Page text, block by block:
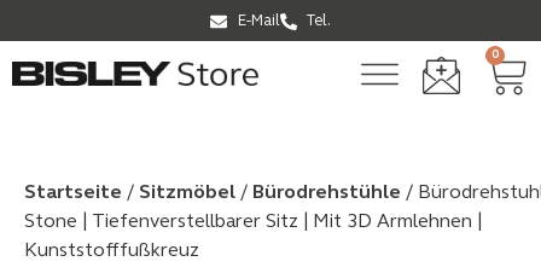
E-Mail Tel.
0
Startseite / Sitzmöbel / Bürodrehstühle /
Stone | Tiefenverstellbarer Sitz | Mit 3D Armlehnen |
Kunststofffußkreuz